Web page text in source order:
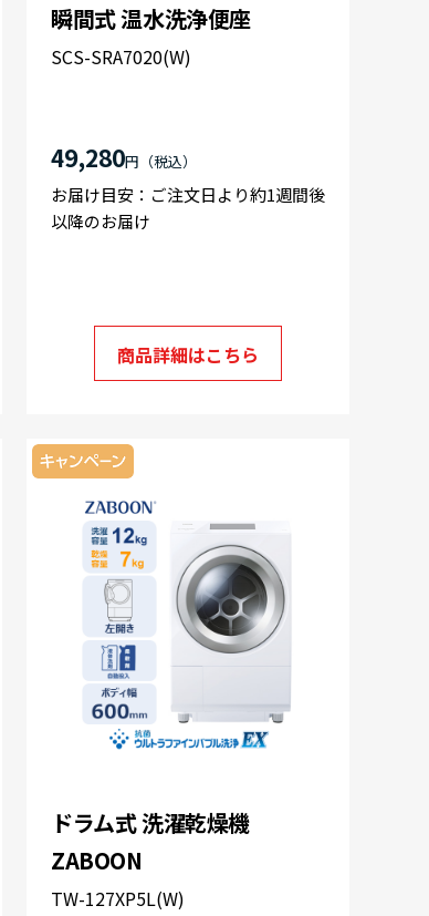
瞬間式 温水洗浄便座
SCS-SRA7020(W)
49,280円
お届け目安：ご注文日より約1週間後
以降のお届け
商品詳細はこちら
ドラム式 洗濯乾燥機
ZABOON
TW-127XP5L(W)